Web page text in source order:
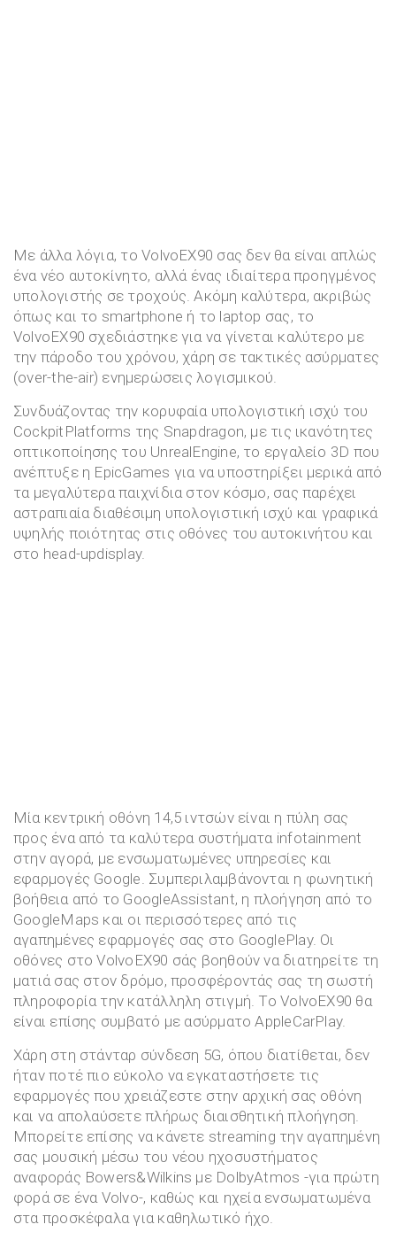
Με άλλα λόγια, το VolvoEX90 σας δεν θα είναι απλώς
ένα νέο αυτοκίνητο, αλλά ένας ιδιαίτερα προηγμένος
υπολογιστής σε τροχούς. Ακόμη καλύτερα, ακριβώς
όπως και το smartphone ή το laptop σας, το
VolvoEX90 σχεδιάστηκε για να γίνεται καλύτερο με
την πάροδο του χρόνου, χάρη σε τακτικές ασύρματες
(over-the-air) ενημερώσεις λογισμικού.
Συνδυάζοντας την κορυφαία υπολογιστική ισχύ του
CockpitPlatforms της Snapdragon, με τις ικανότητες
οπτικοποίησης του UnrealEngine, το εργαλείο 3D που
ανέπτυξε η EpicGames για να υποστηρίξει μερικά από
τα μεγαλύτερα παιχνίδια στον κόσμο, σας παρέχει
αστραπιαία διαθέσιμη υπολογιστική ισχύ και γραφικά
υψηλής ποιότητας στις οθόνες του αυτοκινήτου και
στο head-updisplay.
Μία κεντρική οθόνη 14,5 ιντσών είναι η πύλη σας
προς ένα από τα καλύτερα συστήματα infotainment
στην αγορά, με ενσωματωμένες υπηρεσίες και
εφαρμογές Google. Συμπεριλαμβάνονται η φωνητική
βοήθεια από το GoogleAssistant, η πλοήγηση από το
GoogleMaps και οι περισσότερες από τις
αγαπημένες εφαρμογές σας στο GooglePlay. Οι
οθόνες στο VolvoEX90 σάς βοηθούν να διατηρείτε τη
ματιά σας στον δρόμο, προσφέροντάς σας τη σωστή
πληροφορία την κατάλληλη στιγμή. Το VolvoEX90 θα
είναι επίσης συμβατό με ασύρματο AppleCarPlay.
Χάρη στη στάνταρ σύνδεση 5G, όπου διατίθεται, δεν
ήταν ποτέ πιο εύκολο να εγκαταστήσετε τις
εφαρμογές που χρειάζεστε στην αρχική σας οθόνη
και να απολαύσετε πλήρως διαισθητική πλοήγηση.
Μπορείτε επίσης να κάνετε streaming την αγαπημένη
σας μουσική μέσω του νέου ηχοσυστήματος
αναφοράς Bowers&Wilkins με DolbyAtmos -για πρώτη
φορά σε ένα Volvo-, καθώς και ηχεία ενσωματωμένα
στα προσκέφαλα για καθηλωτικό ήχο.